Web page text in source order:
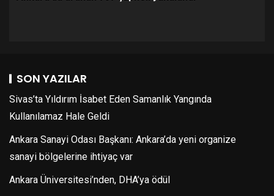
SON YAZILAR
Sivas’ta Yıldırım İsabet Eden Samanlık Yangında
Kullanılamaz Hale Geldi
Ankara Sanayi Odası Başkanı: Ankara’da yeni organize
sanayi bölgelerine ihtiyaç var
Ankara Üniversitesi’nden, DHA’ya ödül